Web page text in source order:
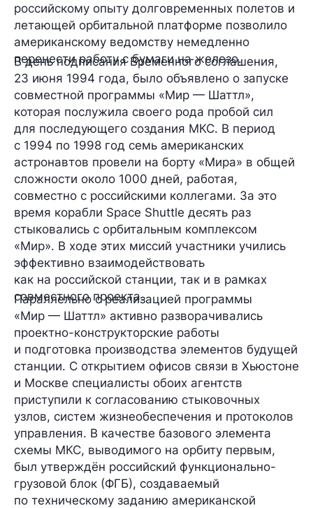
российскому опыту долговременных полетов и
летающей орбитальной платформе позволило
американскому ведомству немедленно
перенести работу с бумаги на железо.
В день подписания Временного соглашения,
23 июня 1994 года, было объявлено о запуске
совместной программы «Мир — Шаттл»,
которая послужила своего рода пробой сил
для последующего создания МКС. В период
с 1994 по 1998 год семь американских
астронавтов провели на борту «Мира» в общей
сложности около 1000 дней, работая,
совместно с российскими коллегами. За это
время корабли Space Shuttle десять раз
стыковались с орбитальным комплексом
«Мир». В ходе этих миссий участники учились
эффективно взаимодействовать
как на российской станции, так и в рамках
совместного проекта.
Параллельно с реализацией программы
«Мир — Шаттл» активно разворачивались
проектно-конструкторские работы
и подготовка производства элементов будущей
станции. С открытием офисов связи в Хьюстоне
и Москве специалисты обоих агентств
приступили к согласованию стыковочных
узлов, систем жизнеобеспечения и протоколов
управления. В качестве базового элемента
схемы МКС, выводимого на орбиту первым,
был утверждён российский функционально-
грузовой блок (ФГБ), создаваемый
по техническому заданию американской